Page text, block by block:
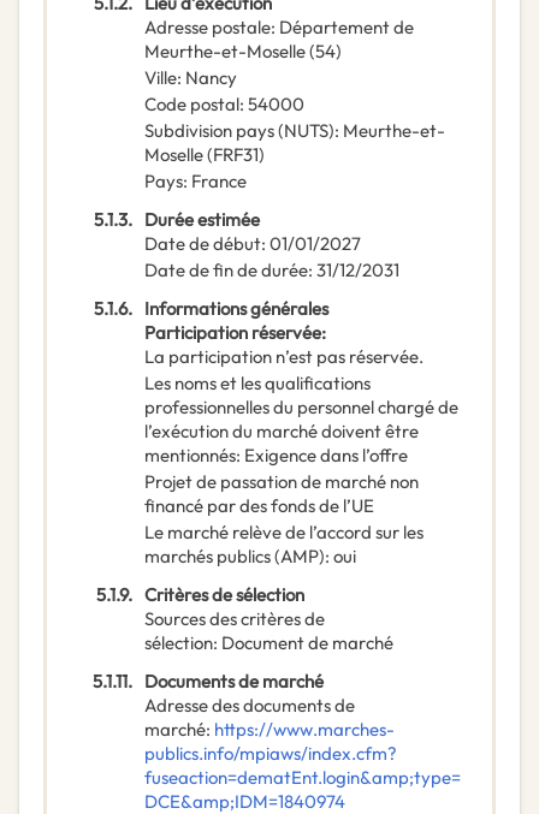
Adresse postale: Département de
Meurthe-et-Moselle (54)
Ville: Nancy
Code postal: 54000
Subdivision pays (NUTS): Meurthe-et-
Moselle(FRF31)
Pays: France
5.1.3. Durée estimée
Date de début: 01/01/2027
Date de fin de durée: 31/12/2031
5.1.6. Informations générales
Participation réservée:
La participation n’est pas réservée.
Les noms et les qualifications
professionnelles du personnel chargé de
l’exécution du marché doivent être
mentionnés: Exigence dans l’offre
Projet de passation de marché non
financé par des fonds de l’UE
Le marché relève de l’accord sur les
marchés publics (AMP): oui
5.1.9. Critères de sélection
Sources des critères de
sélection: Document de marché
5.1.11. Documents de marché
Adresse des documents de
marché: https://www.marches-
publics.info/mpiaws/index.cfm?
fuseaction=dematEnt.login&amp;type=
DCE&amp;IDM=1840974